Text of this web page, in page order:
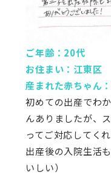
ご年齢：20代
お住まい：江東区
産まれた赤ちゃん
初めての出産でわ
んありましたが、
ってご対応してくれ
出産後の入院生活
いしい）